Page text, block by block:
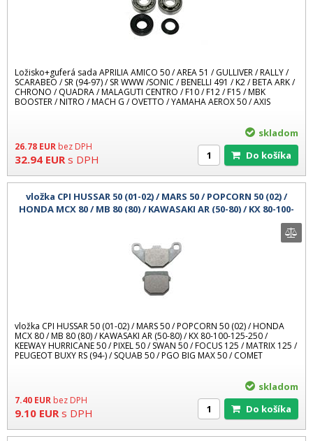
Ložisko+guferá sada APRILIA AMICO 50 / AREA 51 / GULLIVER / RALLY /
SCARABEO / SR (94-97) / SR WWW /SONIC / BENELLI 491 / K2 / BETA ARK /
CHRONO / QUADRA / MALAGUTI CENTRO / F10 / F12 / F15 / MBK
BOOSTER / NITRO / MACH G / OVETTO / YAMAHA AEROX 50 / AXIS
26.78 EUR bez DPH
32.94 EUR s DPH
skladom
Do košíka
vložka CPI HUSSAR 50 (01-02) / MARS 50 / POPCORN 50 (02) /
HONDA MCX 80 / MB 80 (80) / KAWASAKI AR (50-80) / KX 80-100-
vložka CPI HUSSAR 50 (01-02) / MARS 50 / POPCORN 50 (02) / HONDA
MCX 80 / MB 80 (80) / KAWASAKI AR (50-80) / KX 80-100-125-250 /
KEEWAY HURRICANE 50 / PIXEL 50 / SWAN 50 / FOCUS 125 / MATRIX 125 /
PEUGEOT BUXY RS (94-) / SQUAB 50 / PGO BIG MAX 50 / COMET
7.40 EUR bez DPH
9.10 EUR s DPH
skladom
Do košíka